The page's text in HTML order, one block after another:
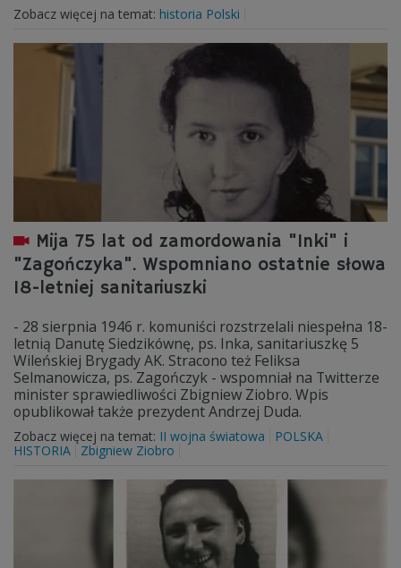
Zobacz więcej na temat: historia Polski
Mija 75 lat od zamordowania "Inki" i
"Zagończyka". Wspomniano ostatnie słowa
18-letniej sanitariuszki
- 28 sierpnia 1946 r. komuniści rozstrzelali niespełna 18-
letnią Danutę Siedzikównę, ps. Inka, sanitariuszkę 5
Wileńskiej Brygady AK. Stracono też Feliksa
Selmanowicza, ps. Zagończyk - wspomniał na Twitterze
minister sprawiedliwości Zbigniew Ziobro. Wpis
opublikował także prezydent Andrzej Duda.
Zobacz więcej na temat: II wojna światowa
POLSKA
HISTORIA
Zbigniew Ziobro